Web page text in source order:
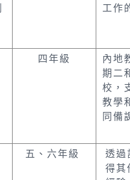
工作
四年級
內地
期二
校，
教學
同備
五、六年級
透過
得其